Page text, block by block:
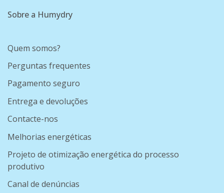
Sobre a Humydry
Quem somos?
Perguntas frequentes
Pagamento seguro
Entrega e devoluções
Contacte-nos
Melhorias energéticas
Projeto de otimização energética do processo
produtivo
Canal de denúncias